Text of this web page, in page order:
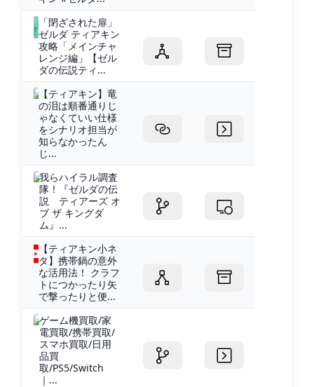
「閉ざされた扉」
ゼルダ ティアキン
攻略「メインチャ
レンジ編」【ゼル
ダの伝説ティ...
【ティアキン】竜
の泪は順番通りじ
ゃなくていい仕様
をシナリオ担当が
知らなかったん
じ...
我らハイラル調査
隊！『ゼルダの伝
説 ティアーズ オ
ブ ザ キングダ
ム』...
【ティアキン小ネ
タ】携帯鍋の意外
な活用法！ クラフ
トにつかったり矢
で撃ったりと便...
ゲーム機買取/家
電買取/携帯買取/
スマホ買取/日用
品買
取/PS5/Switch
｜...